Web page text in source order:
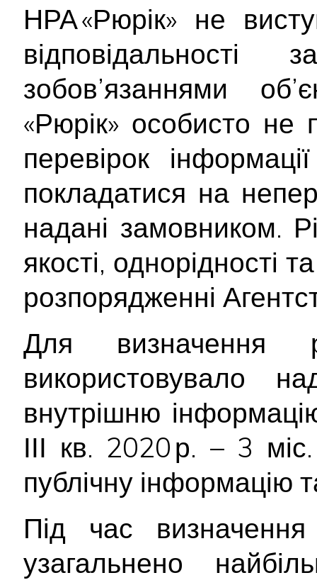
НРА «Рюрік» не
зобов’язаннями
«Рюрік» особисто не
перевірок
покладатися на
надані замовником.
якості, однорідності
розпорядженні
Для визначення
використовувало
внутрішню
ІІІ кв. 2020 р. – 3
публічну інформацію
Під час визначення
узагальнено